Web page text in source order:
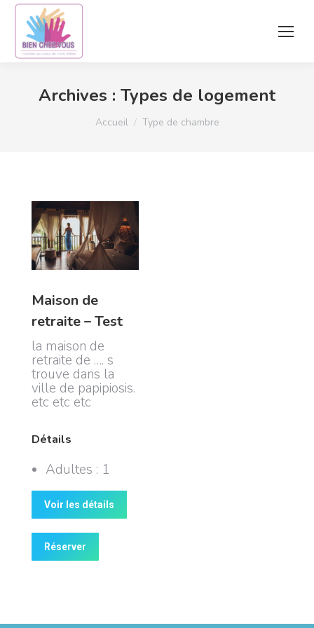
Archives : Types de logement
Vous êtes ici :
Accueil Type de chambre
Maison de
retraite – Test
la maison de
retraite de …. s
trouve dans la
ville de papipiosis.
etc etc etc
Détails
Adultes : 1
Voir les détails
Réserver